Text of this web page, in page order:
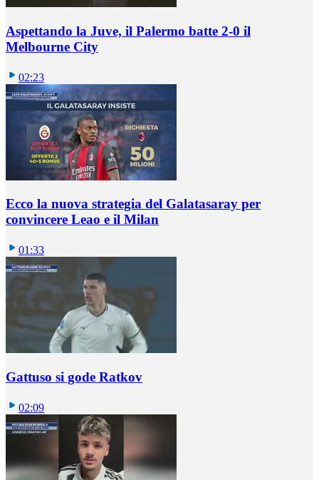
Aspettando la Juve, il Palermo batte 2-0 il
Melbourne City
02:23
Ecco la nuova strategia del Galatasaray per
convincere Leao e il Milan
01:33
Gattuso si gode Ratkov
02:09